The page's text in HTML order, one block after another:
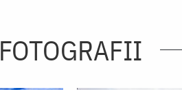
FOTOGRAFII